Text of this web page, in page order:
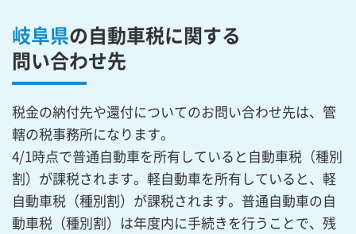
岐阜県の自動車税に関する
問い合わせ先
税金の納付先や還付についてのお問い合わせ先は、管
轄の税事務所になります。
4/1時点で普通自動車を所有していると自動車税（種別
割）が課税されます。軽自動車を所有していると、軽
自動車税（種別割）が課税されます。普通自動車の自
動車税（種別割）は年度内に手続きを行うことで、残